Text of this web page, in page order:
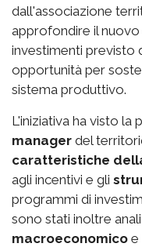
dall'associazione
approfondire il
investimenti previsto
opportunità per
sistema produttivo.
L'iniziativa ha visto la
manager del
caratteristiche
agli incentivi e gli
programmi di
sono stati inoltre
macroeconomico e